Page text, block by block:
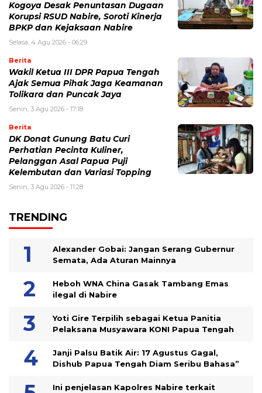
Kogoya Desak Penuntasan Dugaan
Korupsi RSUD Nabire, Soroti Kinerja
BPKP dan Kejaksaan Nabire
Selasa, 4 Agu 2026 - 06:29
Berita
Wakil Ketua III DPR Papua Tengah
Ajak Semua Pihak Jaga Keamanan
Tolikara dan Puncak Jaya
Senin, 3 Agu 2026 - 17:18
Berita
DK Donat Gunung Batu Curi
Perhatian Pecinta Kuliner,
Pelanggan Asal Papua Puji
Kelembutan dan Variasi Topping
Senin, 3 Agu 2026 - 11:28
TRENDING
Alexander Gobai: Jangan Serang Gubernur
Semata, Ada Aturan Mainnya
Heboh WNA China Gasak Tambang Emas
ilegal di Nabire
Yoti Gire Terpilih sebagai Ketua Panitia
Pelaksana Musyawara KONI Papua Tengah
Janji Palsu Batik Air: 17 Agustus Gagal,
Dishub Papua Tengah Diam Seribu Bahasa”
Ini penjelasan Kapolres Nabire terkait